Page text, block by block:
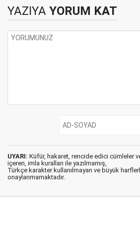
YAZIYA YORUM KAT
UYARI: Küfür, hakaret, rencide edici cümleler
içeren, imla kuralları ile yazılmamış,
Türkçe karakter kullanılmayan ve büyük
onaylanmamaktadır.